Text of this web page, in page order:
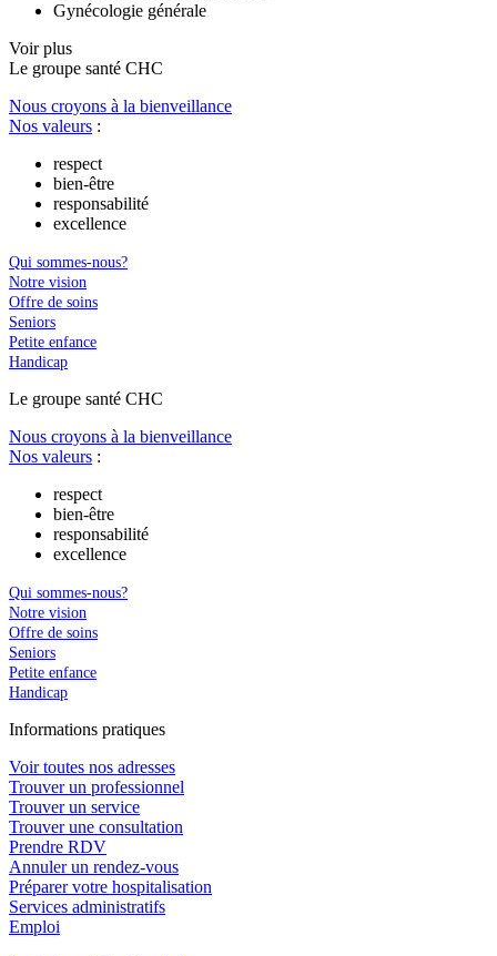
Gynécologie générale
Voir plus
Le groupe santé CHC
Nous croyons à la bienveillance
Nos valeurs :
respect
bien-être
responsabilité
excellence
Qui sommes-nous?
Notre vision
Offre de soins
Seniors
Petite enfance
Handicap
Le groupe santé CHC
Nous croyons à la bienveillance
Nos valeurs :
respect
bien-être
responsabilité
excellence
Qui sommes-nous?
Notre vision
Offre de soins
Seniors
Petite enfance
Handicap
Informations pratiques
Voir toutes nos adresses
Trouver un professionnel
Trouver un service
Trouver une consultation
Prendre RDV
Annuler un rendez-vous
Préparer votre hospitalisation
Services administratifs
Emploi​